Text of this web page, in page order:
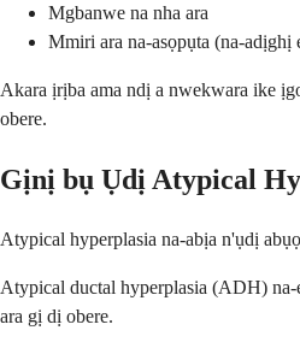
Mgbanwe na nha ara
Mmiri ara na-asọpụta (na-adịghị
Akara ịrịba ama ndị a nwekwara ike
obere.
Gịnị bụ Ụdị Atypical
Atypical hyperplasia na-abịa n'ụdị
Atypical ductal hyperplasia (ADH) na-
ara gị dị obere.